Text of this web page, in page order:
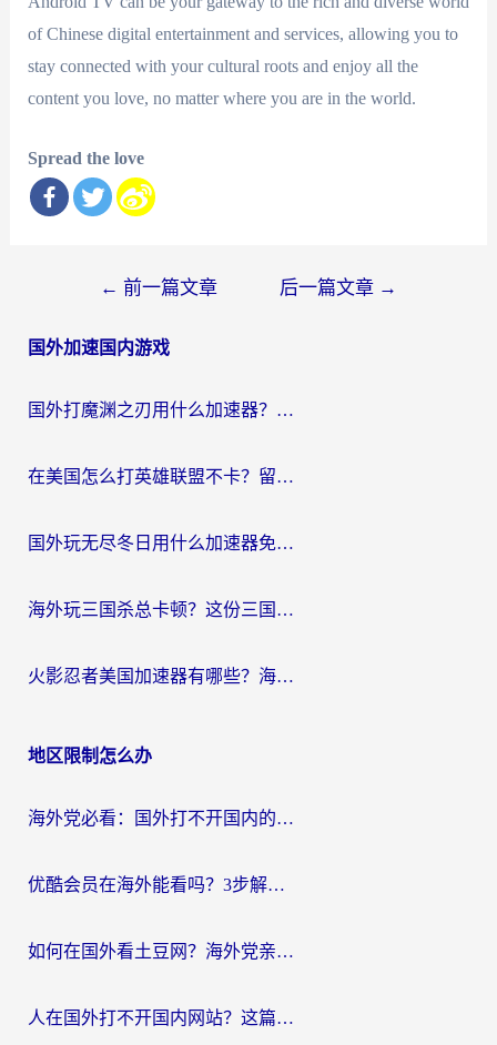
of Chinese digital entertainment and services, allowing you to
stay connected with your cultural roots and enjoy all the
content you love, no matter where you are in the world.
Spread the love
导
← 前一篇文章 后一篇文章 →
国外加速国内游戏
国外打魔渊之刃用什么加速器？2026海外玩家国服游戏加速全攻略（附闪耀暖暖&复苏的魔女避坑指南）
在美国怎么打英雄联盟不卡？留学生亲测的国服游戏加速全攻略
国外玩无尽冬日用什么加速器免费？海外党国服游戏加速避坑指南
海外玩三国杀总卡顿？这份三国杀游戏加速器指南帮你告别延迟烦恼
火影忍者美国加速器有哪些？海外党亲测的国服游戏加速全攻略（含菲律宾玩三国之刃守望黎明技巧）
地区限制怎么办
海外党必看：国外打不开国内的app怎么办？3步解决你的乡愁
优酷会员在海外能看吗？3步解决海外追剧难题，附实测好用加速器推荐
如何在国外看土豆网？海外党亲测有效的追剧加速器选择指南
人在国外打不开国内网站？这篇攻略帮你无缝解锁国内资源（附交管12123使用技巧）